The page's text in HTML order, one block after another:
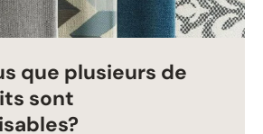
que plusieurs de
sont